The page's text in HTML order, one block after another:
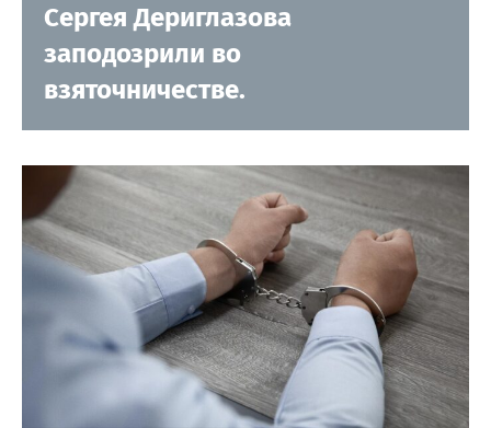
Сергея Дериглазова
заподозрили во
взяточничестве.